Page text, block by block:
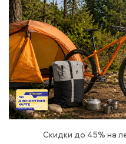
Скидки до 45% на